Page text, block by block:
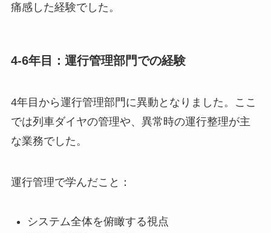
痛感した経験でした。
4-6年目：運行管理部門での経験
4年目から運行管理部門に異動となりました。ここ
では列車ダイヤの管理や、異常時の運行整理が主
な業務でした。
運行管理で学んだこと：
システム全体を俯瞰する視点